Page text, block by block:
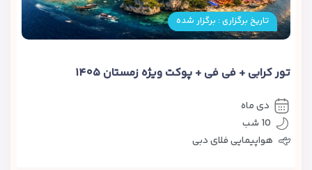
تاریخ برگزاری : برگزار شده
تور کرابی + فی فی + پوکت ویژه زمستان ۱۴۰۵
دی ماه
10 شب
هواپیمایی فلای دبی